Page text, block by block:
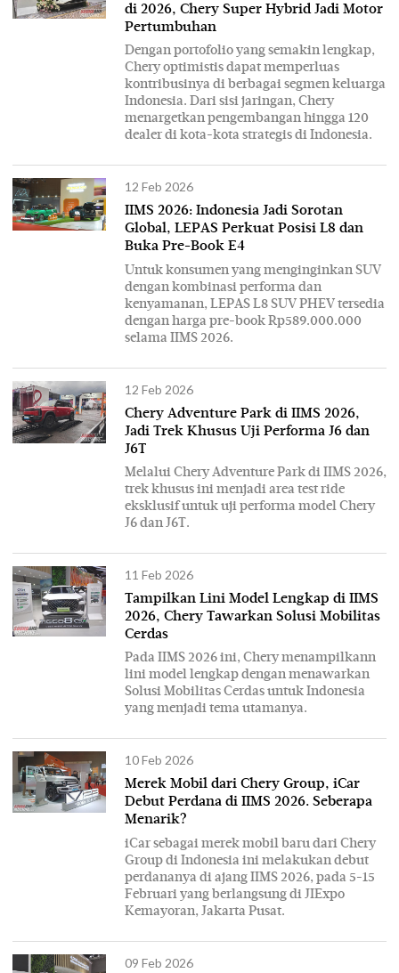
di 2026, Chery Super Hybrid Jadi Motor
Pertumbuhan
Dengan portofolio yang semakin lengkap,
Chery optimistis dapat memperluas
kontribusinya di berbagai segmen keluarga
Indonesia. Dari sisi jaringan, Chery
menargetkan pengembangan hingga 120
dealer di kota-kota strategis di Indonesia.
12 Feb 2026
IIMS 2026: Indonesia Jadi Sorotan
Global, LEPAS Perkuat Posisi L8 dan
Buka Pre-Book E4
Untuk konsumen yang menginginkan SUV
dengan kombinasi performa dan
kenyamanan, LEPAS L8 SUV PHEV tersedia
dengan harga pre-book Rp589.000.000
selama IIMS 2026.
12 Feb 2026
Chery Adventure Park di IIMS 2026,
Jadi Trek Khusus Uji Performa J6 dan
J6T
Melalui Chery Adventure Park di IIMS 2026,
trek khusus ini menjadi area test ride
eksklusif untuk uji performa model Chery
J6 dan J6T.
11 Feb 2026
Tampilkan Lini Model Lengkap di IIMS
2026, Chery Tawarkan Solusi Mobilitas
Cerdas
Pada IIMS 2026 ini, Chery menampilkann
lini model lengkap dengan menawarkan
Solusi Mobilitas Cerdas untuk Indonesia
yang menjadi tema utamanya.
10 Feb 2026
Merek Mobil dari Chery Group, iCar
Debut Perdana di IIMS 2026. Seberapa
Menarik?
iCar sebagai merek mobil baru dari Chery
Group di Indonesia ini melakukan debut
perdananya di ajang IIMS 2026, pada 5-15
Februari yang berlangsung di JIExpo
Kemayoran, Jakarta Pusat.
09 Feb 2026